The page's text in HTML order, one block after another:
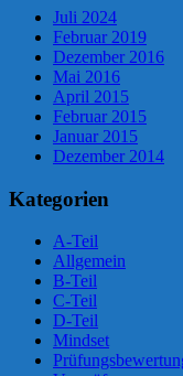
Juli 2024
Februar 2019
Dezember 2016
Mai 2016
April 2015
Februar 2015
Januar 2015
Dezember 2014
Kategorien
A-Teil
Allgemein
B-Teil
C-Teil
D-Teil
Mindset